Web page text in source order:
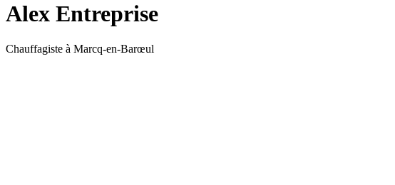
Alex Entreprise
Chauffagiste à Marcq-en-Barœul